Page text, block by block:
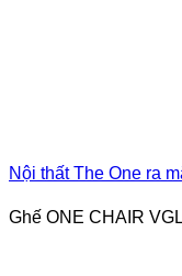
Nội thất The One ra
Ghế ONE CHAIR